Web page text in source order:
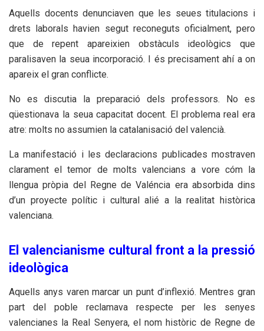
Aquells docents denunciaven que les seues titulacions i
drets laborals havien segut reconeguts oficialment, pero
que de repent apareixien obstàculs ideològics que
paralisaven la seua incorporació. I és precisament ahí a on
apareix el gran conflicte.
No es discutia la preparació dels professors. No es
qüestionava la seua capacitat docent. El problema real era
atre: molts no assumien la catalanisació del valencià.
La manifestació i les declaracions publicades mostraven
clarament el temor de molts valencians a vore cóm la
llengua pròpia del Regne de Valéncia era absorbida dins
d’un proyecte polític i cultural alié a la realitat històrica
valenciana.
El valencianisme cultural front a la pressió
ideològica
Aquells anys varen marcar un punt d’inflexió. Mentres gran
part del poble reclamava respecte per les senyes
valencianes la Real Senyera, el nom històric de Regne de